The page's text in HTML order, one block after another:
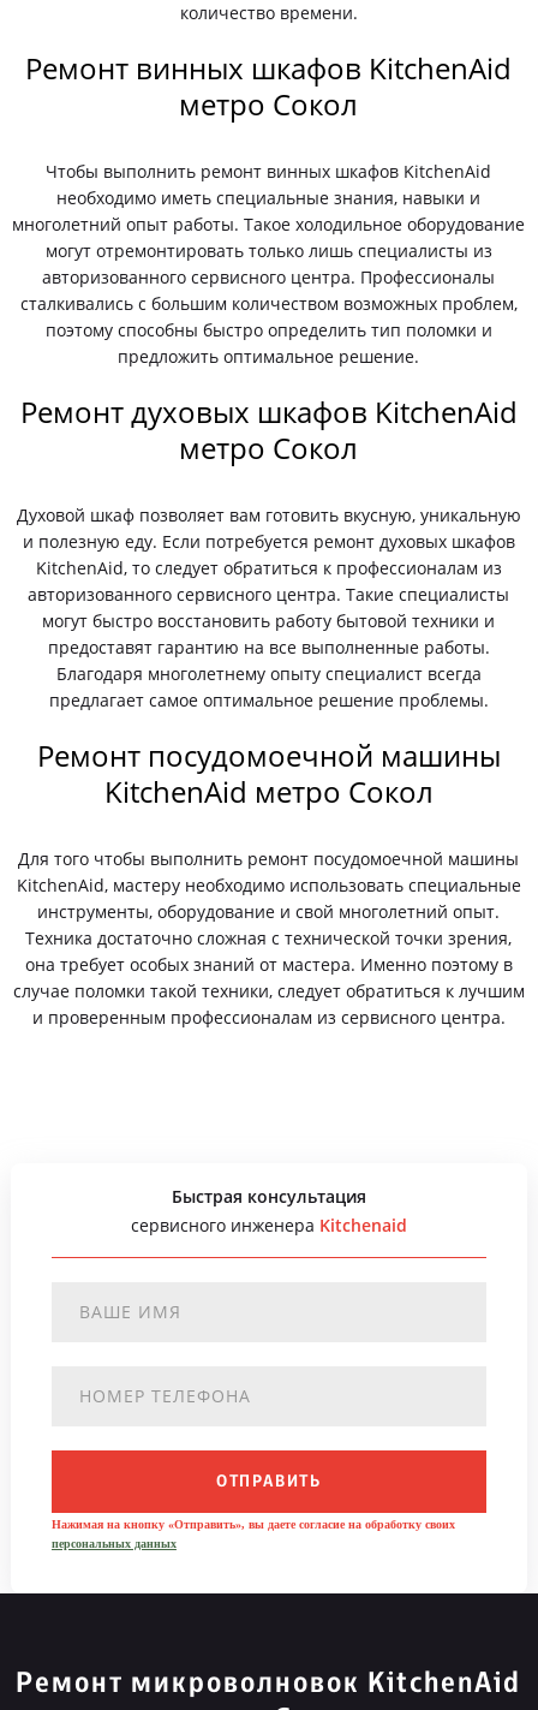
количество времени.
Ремонт винных шкафов KitchenAid
метро Сокол
Чтобы выполнить ремонт винных шкафов KitchenAid
необходимо иметь специальные знания, навыки и
многолетний опыт работы. Такое холодильное оборудование
могут отремонтировать только лишь специалисты из
авторизованного сервисного центра. Профессионалы
сталкивались с большим количеством возможных проблем,
поэтому способны быстро определить тип поломки и
предложить оптимальное решение.
Ремонт духовых шкафов KitchenAid
метро Сокол
Духовой шкаф позволяет вам готовить вкусную, уникальную
и полезную еду. Если потребуется ремонт духовых шкафов
KitchenAid, то следует обратиться к профессионалам из
авторизованного сервисного центра. Такие специалисты
могут быстро восстановить работу бытовой техники и
предоставят гарантию на все выполненные работы.
Благодаря многолетнему опыту специалист всегда
предлагает самое оптимальное решение проблемы.
Ремонт посудомоечной машины
KitchenAid метро Сокол
Для того чтобы выполнить ремонт посудомоечной машины
KitchenAid, мастеру необходимо использовать специальные
инструменты, оборудование и свой многолетний опыт.
Техника достаточно сложная с технической точки зрения,
она требует особых знаний от мастера. Именно поэтому в
случае поломки такой техники, следует обратиться к лучшим
и проверенным профессионалам из сервисного центра.
Быстрая консультация
сервисного инженера Kitchenaid
ОТПРАВИТЬ
Нажимая на кнопку «Отправить», вы даете согласие на обработку своих
персональных данных
Ремонт микроволновок KitchenAid